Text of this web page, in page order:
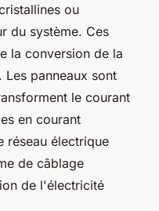
ou
du système. Ces
la conversion de la
panneaux sont
le courant
en courant
réseau électrique
de câblage
de l'électricité